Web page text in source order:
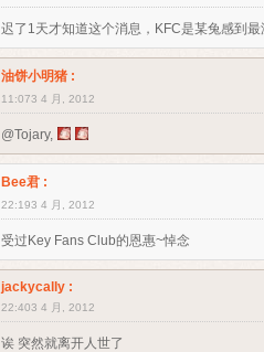
迟了1天才知道这个消息，KFC是某兔感到
油饼小明猪 :
11:073 4 月, 2012
@Tojary,
Bee君 :
22:193 4 月, 2012
受过Key Fans Club的恩惠~悼念
jackycally :
22:403 4 月, 2012
诶 突然就离开人世了